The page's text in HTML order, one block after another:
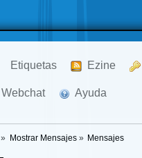
Etiquetas Ezine
Webchat Ayuda
» Mostrar Mensajes» Mensajes